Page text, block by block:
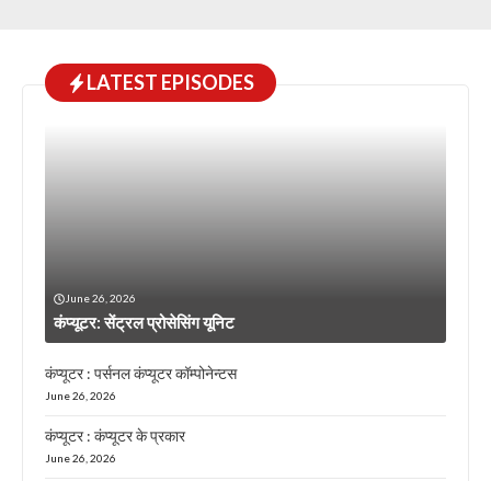
LATEST EPISODES
June 26, 2026
कंप्यूटर: सेंट्रल प्रोसेसिंग यूनिट
कंप्यूटर : पर्सनल कंप्यूटर कॉम्पोनेन्टस
June 26, 2026
कंप्यूटर : कंप्यूटर के प्रकार
June 26, 2026